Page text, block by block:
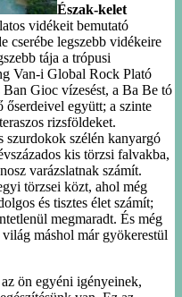
Észak-kelet
vidékeit bemutató
cserébe legszebb vidékeire
tája a trópusi
Van-i Global Rock Plató
Gioc vízesést, a Ba Be tó
őserdeivel együtt; a szinte
rizsföldeket.
szurdokok szélén kanyargó
kis törzsi falvakba,
varázslatnak számít.
törzsei közt, ahol még
és tisztes élet számít;
megmaradt. És még
máshol már gyökerestül
ön egyéni igényeinek,